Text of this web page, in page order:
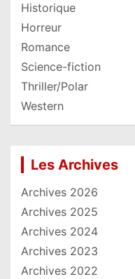
Historique
Horreur
Romance
Science-fiction
Thriller/Polar
Western
Les Archives
Archives 2026
Archives 2025
Archives 2024
Archives 2023
Archives 2022